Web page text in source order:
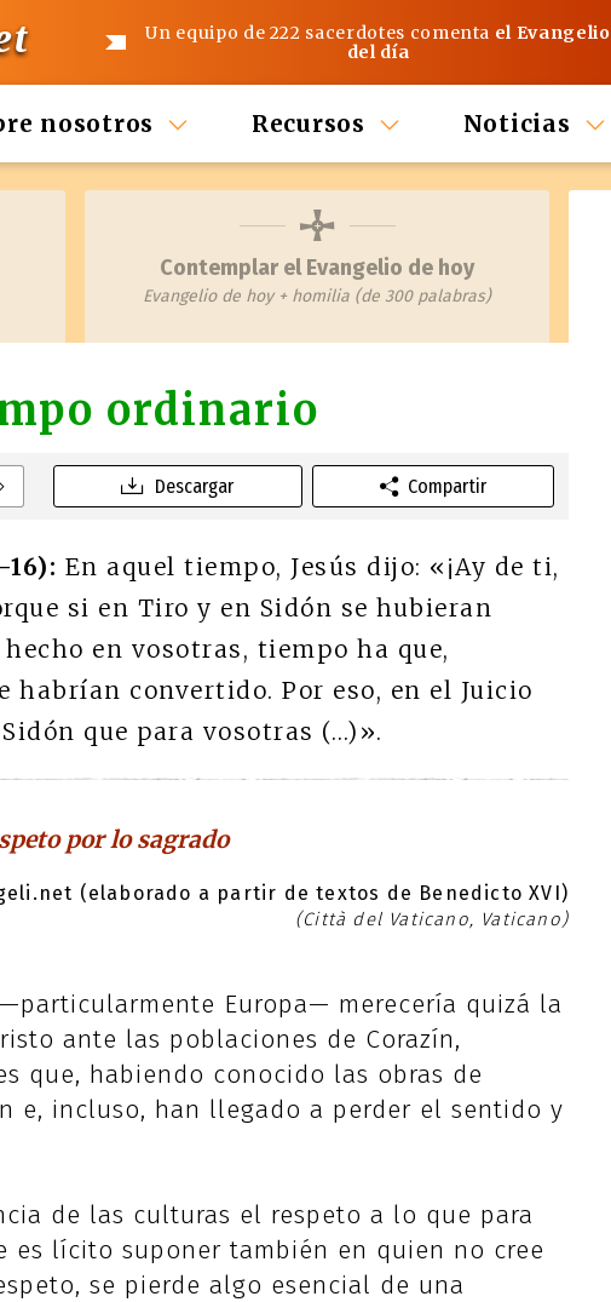
Un equipo de 222 sacerdotes comenta el Evangelio
del día
nosotros Recursos Noticias
Contemplar el Evangelio de hoy
Evangelio de hoy + homilia (de 300 palabras)
ordinario
Descargar Compartir
16): En aquel tiempo, Jesús dijo: «¡Ay de ti,
si en Tiro y en Sidón se hubieran
en vosotras, tiempo ha que,
habrían convertido. Por eso, en el Juicio
que para vosotras (…)».
por lo sagrado
(elaborado a partir de textos de Benedicto XVI)
(Città del Vaticano, Vaticano)
Europa— merecería quizá la
ante las poblaciones de Corazín,
que, habiendo conocido las obras de
e, incluso, han llegado a perder el sentido y
de las culturas el respeto a lo que para
es lícito suponer también en quien no cree
se pierde algo esencial de una